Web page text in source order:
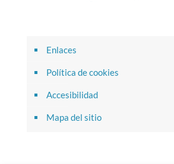
Enlaces
Política de cookies
Accesibilidad
Mapa del sitio